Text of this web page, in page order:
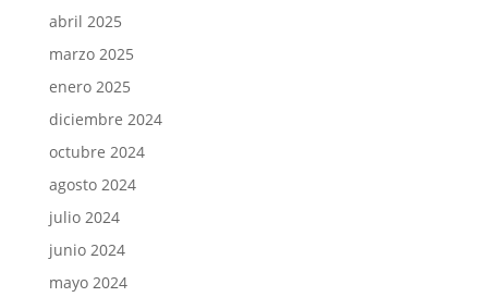
abril 2025
marzo 2025
enero 2025
diciembre 2024
octubre 2024
agosto 2024
julio 2024
junio 2024
mayo 2024